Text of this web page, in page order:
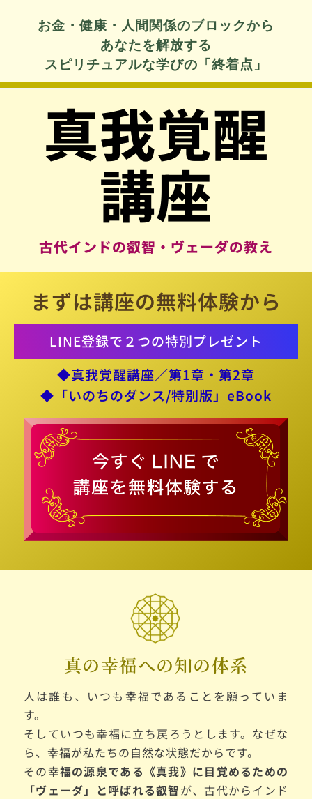
お金・健康・人間関係のブロックから
あなたを解放する
スピリチュアルな学びの「終着点」
真我覚醒
講座
古代インドの叡智・ヴェーダの教え
まずは講座の無料体験から
LINE登録で２つの特別プレゼント
◆真我覚醒講座／第1章・第2章
◆「いのちのダンス/特別版」eBook
真の幸福への知の体系
人は誰も、いつも幸福であることを願っていま
す。
そしていつも幸福に立ち戻ろうとします。なぜな
ら、幸福が私たちの自然な状態だからです。
その幸福の源泉である《真我》に目覚めるための
「ヴェーダ」と呼ばれる叡智が、古代からインド